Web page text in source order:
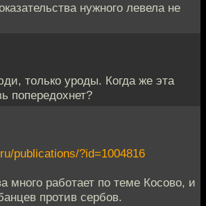
нужного левела не
только уроды. Когда же эта
попередохнет?
publications/?id=1004816
много работает по теме Косово, и
против сербов.